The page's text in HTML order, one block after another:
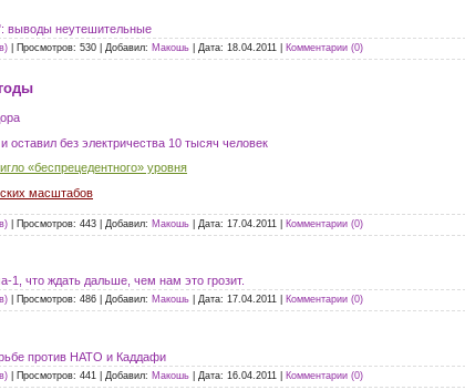
выводы неутешительные
Просмотров: 530 Добавил: Макошь Дата: 18.04.2011 Комментарии (0)
без электричества 10 тысяч человек
«беспрецедентного» уровня
масштабов
Просмотров: 443 Добавил: Макошь Дата: 17.04.2011 Комментарии (0)
что ждать дальше, чем нам это грозит.
Просмотров: 486 Добавил: Макошь Дата: 17.04.2011 Комментарии (0)
против НАТО и Каддафи
Просмотров: 441 Добавил: Макошь Дата: 16.04.2011 Комментарии (0)